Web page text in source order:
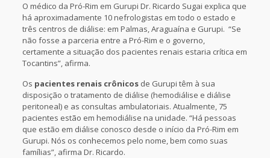
O médico da Pró-Rim em Gurupi Dr. Ricardo Sugai explica que
há aproximadamente 10 nefrologistas em todo o estado e
três centros de diálise: em Palmas, Araguaína e Gurupi. “Se
não fosse a parceria entre a Pró-Rim e o governo,
certamente a situação dos pacientes renais estaria crítica em
Tocantins”, afirma.
Os pacientes renais crônicosde Gurupi têm à sua
disposição o tratamento de diálise (hemodiálise e diálise
peritoneal) e as consultas ambulatoriais. Atualmente, 75
pacientes estão em hemodiálise na unidade. “Há pessoas
que estão em diálise conosco desde o início da Pró-Rim em
Gurupi. Nós os conhecemos pelo nome, bem como suas
famílias”, afirma Dr. Ricardo.